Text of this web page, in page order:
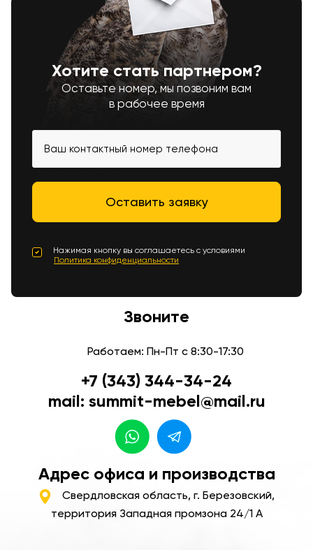
Хотите стать партнером?
Оставьте номер, мы позвоним вам
в рабочее время
Нажимая кнопку вы соглашаетесь с условиями
Политика конфиденциальности
Звоните
Работаем: Пн-Пт с 8:30-17:30
+7 (343) 344-34-24
mail: summit-mebel@mail.ru
Адрес офиса и производства
Свердловская область, г. Березовский,
территория Западная промзона 24/1 А